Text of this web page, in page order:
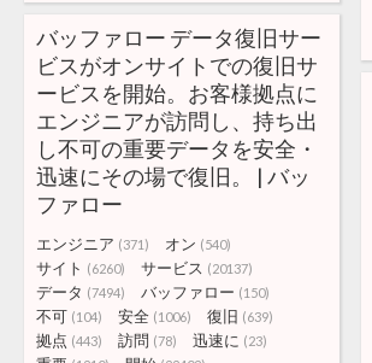
バッファロー データ復旧サー
ビスがオンサイトでの復旧サ
ービスを開始。お客様拠点に
エンジニアが訪問し、持ち出
し不可の重要データを安全・
迅速にその場で復旧。 | バッ
ファロー
エンジニア (371) オン (540)
サイト (6260) サービス (20137)
データ (7494) バッファロー (150)
不可 (104) 安全 (1006) 復旧 (639)
拠点 (443) 訪問 (78) 迅速に (23)